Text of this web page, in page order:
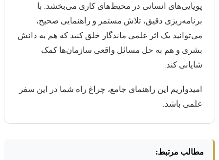
پویایی‌های انسانی در محیط‌های کاری می‌بخشد. با
برنامه‌ریزی دقیق، تلاش مستمر و راهنمایی صحیح،
می‌توانید یک اثر علمی ماندگار خلق کنید که هم به دانش
بشری و هم به حل مسائل واقعی سازمان‌ها کمک
شایانی کند.
امیدواریم این راهنمای جامع، چراغ راه شما در این سفر
علمی باشد.
مطالب مرتبط: